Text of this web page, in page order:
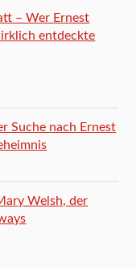
– Wer Ernest
entdeckte
Suche nach Ernest
Welsh, der